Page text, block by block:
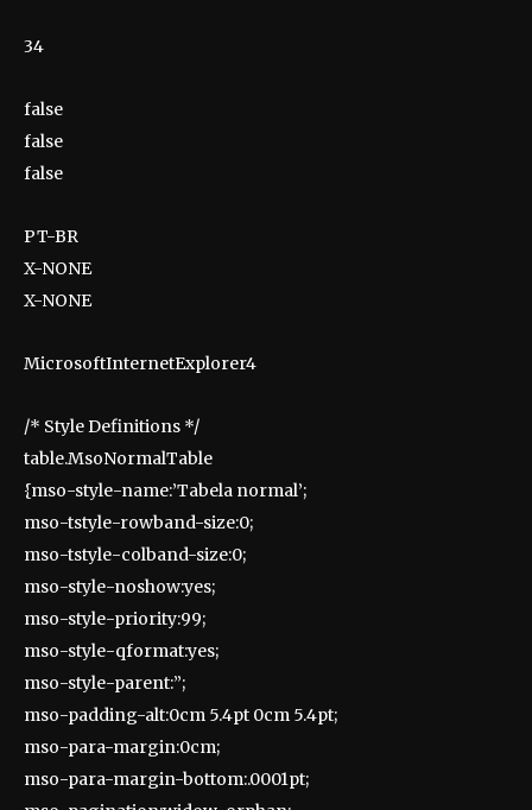
34
false
false
false
PT-BR
X-NONE
X-NONE
MicrosoftInternetExplorer4
/* Style Definitions */
table.MsoNormalTable
{mso-style-name:’Tabela normal’;
mso-tstyle-rowband-size:0;
mso-tstyle-colband-size:0;
mso-style-noshow:yes;
mso-style-priority:99;
mso-style-qformat:yes;
mso-style-parent:”;
mso-padding-alt:0cm 5.4pt 0cm 5.4pt;
mso-para-margin:0cm;
mso-para-margin-bottom:.0001pt;